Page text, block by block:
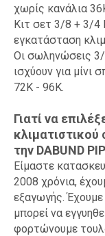
χωρίς κανάλια
Κιτ σετ 3/8 + 3/4
εγκατάσταση
Οι σωληνώσεις
ισχύουν για μίνι
72K - 96K.
Γιατί να
την DABUND
Είμαστε
2008 χρόνια,
εξαγωγής.
μπορεί να
φορτώνουμε